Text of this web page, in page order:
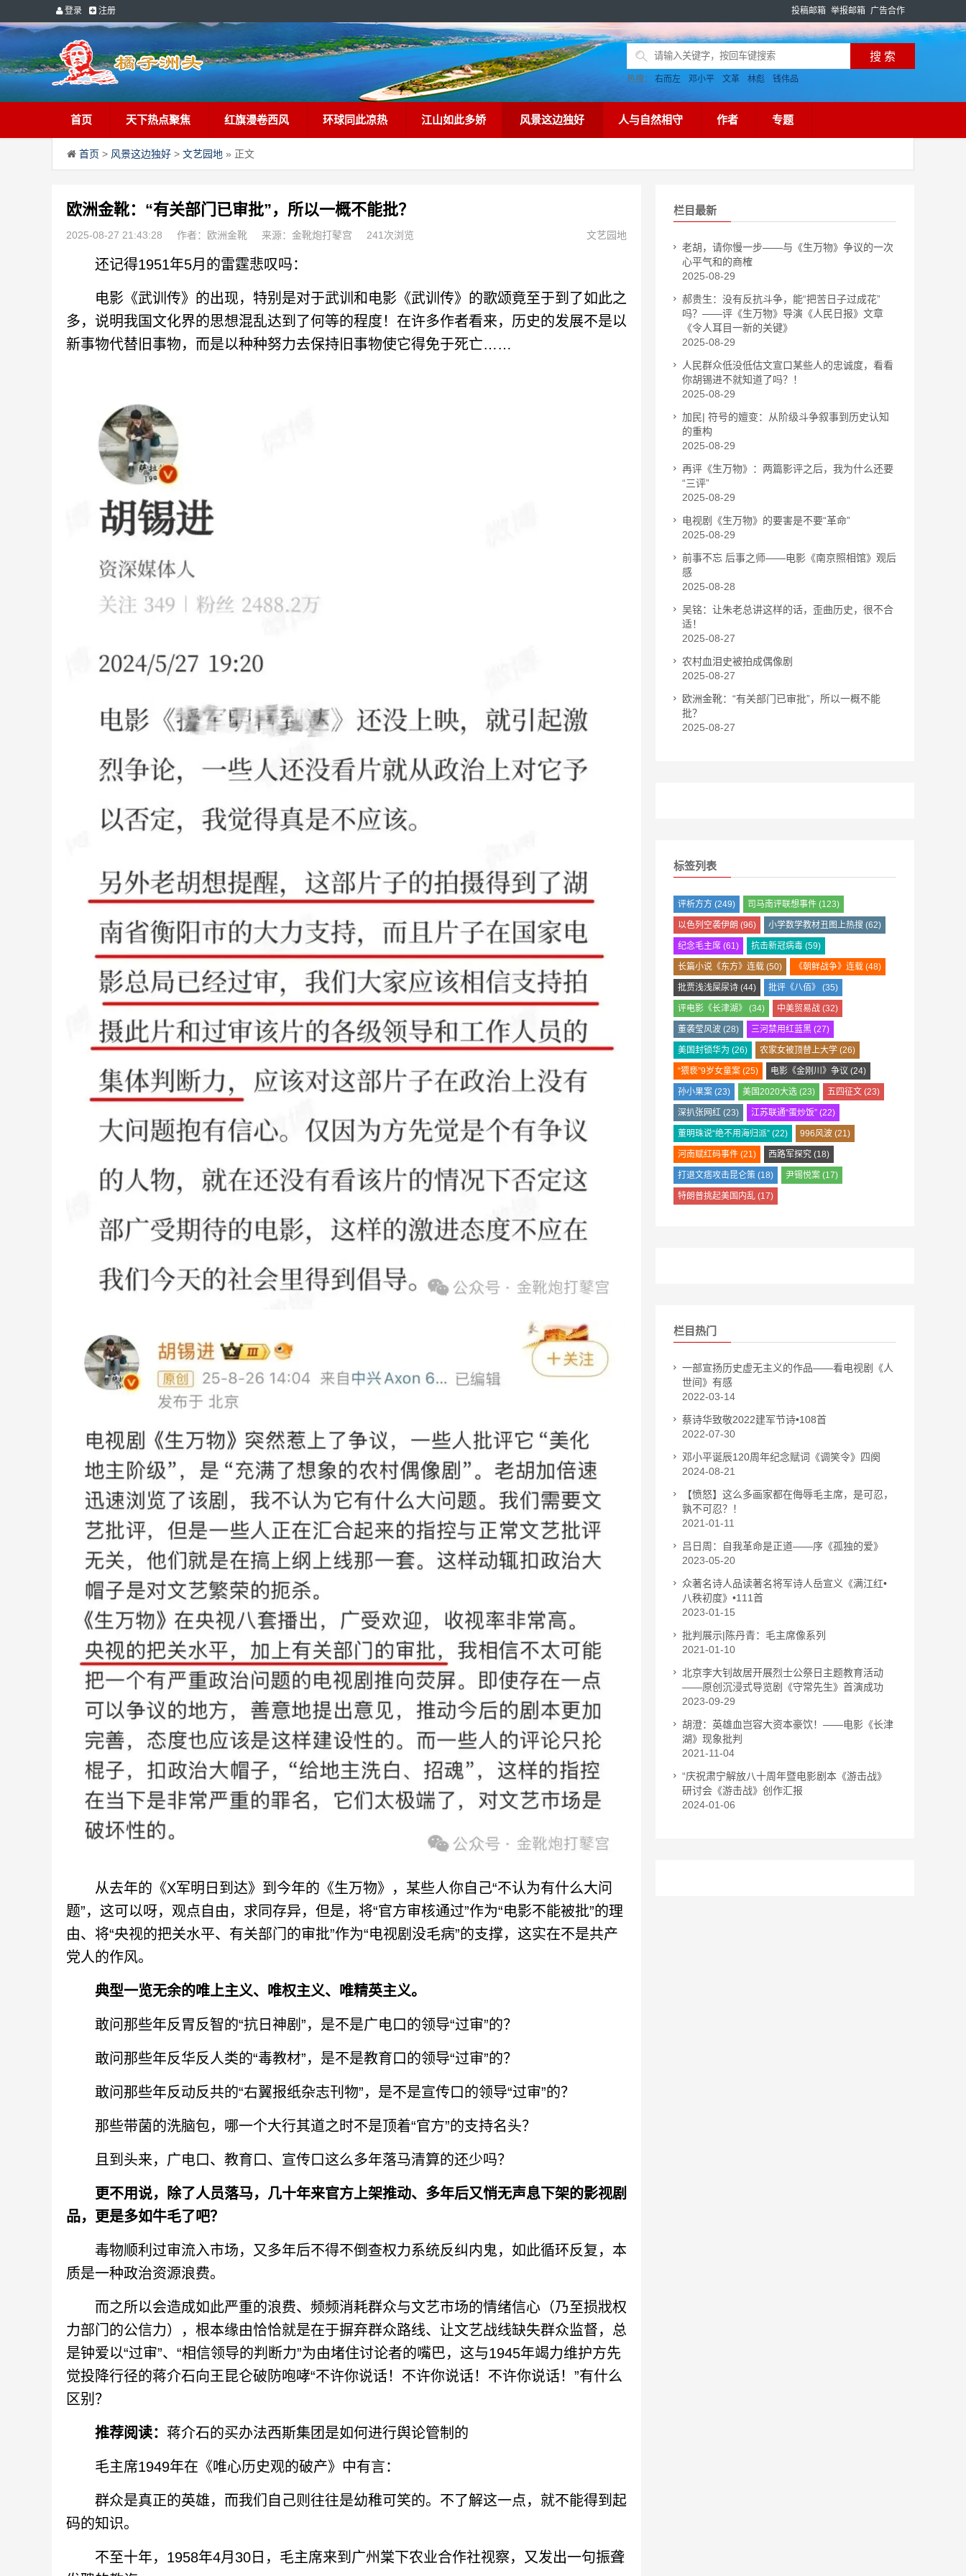
登录 注册 投稿邮箱 举报邮箱 广告合作
热搜： 右而左 邓小平 文革 林彪 钱伟品
首页 天下热点聚焦 红旗漫卷西风 环球同此凉热 江山如此多娇 风景这边独好 人与自然相守 作者 专题
首页 > 风景这边独好 > 文艺园地 » 正文
欧洲金靴：“有关部门已审批”，所以一概不能批？
2025-08-27 21:43:28 作者：欧洲金靴 来源：金靴炮打鼕宫 241次浏览 文艺园地
还记得1951年5月的雷霆悲叹吗：
电影《武训传》的出现，特别是对于武训和电影《武训传》的歌颂竟至于到了如此之
多，说明我国文化界的思想混乱达到了何等的程度！在许多作者看来，历史的发展不是以
新事物代替旧事物，而是以种种努力去保持旧事物使它得免于死亡……
从去年的《X军明日到达》到今年的《生万物》，某些人你自己“不认为有什么大问
题”，这可以呀，观点自由，求同存异，但是，将“官方审核通过”作为“电影不能被批”的理
由、将“央视的把关水平、有关部门的审批”作为“电视剧没毛病”的支撑，这实在不是共产
党人的作风。
典型一览无余的唯上主义、唯权主义、唯精英主义。
敢问那些年反胃反智的“抗日神剧”，是不是广电口的领导“过审”的？
敢问那些年反华反人类的“毒教材”，是不是教育口的领导“过审”的？
敢问那些年反动反共的“右翼报纸杂志刊物”，是不是宣传口的领导“过审”的？
那些带菌的洗脑包，哪一个大行其道之时不是顶着“官方”的支持名头？
且到头来，广电口、教育口、宣传口这么多年落马清算的还少吗？
更不用说，除了人员落马，几十年来官方上架推动、多年后又悄无声息下架的影视剧
品，更是多如牛毛了吧？
毒物顺利过审流入市场，又多年后不得不倒查权力系统反纠内鬼，如此循环反复，本
质是一种政治资源浪费。
而之所以会造成如此严重的浪费、频频消耗群众与文艺市场的情绪信心（乃至损戕权
力部门的公信力），根本缘由恰恰就是在于摒弃群众路线、让文艺战线缺失群众监督，总
是钟爱以“过审”、“相信领导的判断力”为由堵住讨论者的嘴巴，这与1945年竭力维护方先
觉投降行径的蒋介石向王昆仑破防咆哮“不许你说话！不许你说话！不许你说话！”有什么
区别？
推荐阅读： 蒋介石的买办法西斯集团是如何进行舆论管制的
毛主席1949年在《唯心历史观的破产》中有言：
群众是真正的英雄，而我们自己则往往是幼稚可笑的。不了解这一点，就不能得到起
码的知识。
不至十年，1958年4月30日，毛主席来到广州棠下农业合作社视察，又发出一句振聋
栏目最新
老胡，请你慢一步——与《生万物》争议的一次
心平气和的商榷
2025-08-29
郝贵生​​​​​​​：没有反抗斗争，能“把苦日子过成花”
吗？——评《生万物》导演《人民日报》文章
《令人耳目一新的关键》
2025-08-29
人民群众低没低估文宣口某些人的忠诚度，看看
你胡锡进不就知道了吗？！
2025-08-29
加民| 符号的嬗变：从阶级斗争叙事到历史认知
的重构
2025-08-29
再评《生万物》：两篇影评之后，我为什么还要
“三评”
2025-08-29
电视剧《生万物》的要害是不要“革命”
2025-08-29
前事不忘 后事之师——电影《南京照相馆》观后
感
2025-08-28
吴铭：让朱老总讲这样的话，歪曲历史，很不合
适！
2025-08-27
农村血泪史被拍成偶像剧
2025-08-27
欧洲金靴：“有关部门已审批”，所以一概不能
批？
2025-08-27
标签列表
评析方方 (249) 司马南评联想事件 (123)
以色列空袭伊朗 (96) 小学数学教材丑图上热搜 (62)
纪念毛主席 (61) 抗击新冠病毒 (59)
长篇小说《东方》连载 (50) 《朝鲜战争》连载 (48)
批贾浅浅屎尿诗 (44) 批评《八佰》 (35)
评电影《长津湖》 (34) 中美贸易战 (32)
董袭莹风波 (28) 三河禁用红蓝黑 (27)
美国封锁华为 (26) 农家女被顶替上大学 (26)
“猥亵”9岁女童案 (25) 电影《金刚川》争议 (24)
孙小果案 (23) 美国2020大选 (23) 五四征文 (23)
深扒张网红 (23) 江苏联通“蛋炒饭” (22)
董明珠说“绝不用海归派” (22) 996风波 (21)
河南赋红码事件 (21) 西路军探究 (18)
打退文痞攻击昆仑策 (18) 尹锡悦案 (17)
特朗普挑起美国内乱 (17)
栏目热门
一部宣扬历史虚无主义的作品——看电视剧《人
世间》有感
2022-03-14
蔡诗华致敬2022建军节诗•108首
2022-07-30
邓小平诞辰120周年纪念赋词《调笑令》四阕
2024-08-21
【愤怒】这么多画家都在侮辱毛主席，是可忍，
孰不可忍？！
2021-01-11
吕日周：自我革命是正道——序《孤独的爱》
2023-05-20
众著名诗人品读著名将军诗人岳宣义《满江红•
八秩初度》•111首
2023-01-15
批判展示|陈丹青：毛主席像系列
2021-01-10
北京李大钊故居开展烈士公祭日主题教育活动
——原创沉浸式导览剧《守常先生》首演成功
2023-09-29
胡澄：英雄血岂容大资本豪饮！——电影《长津
湖》现象批判
2021-11-04
“庆祝肃宁解放八十周年暨电影剧本《游击战》
研讨会《游击战》创作汇报
2024-01-06